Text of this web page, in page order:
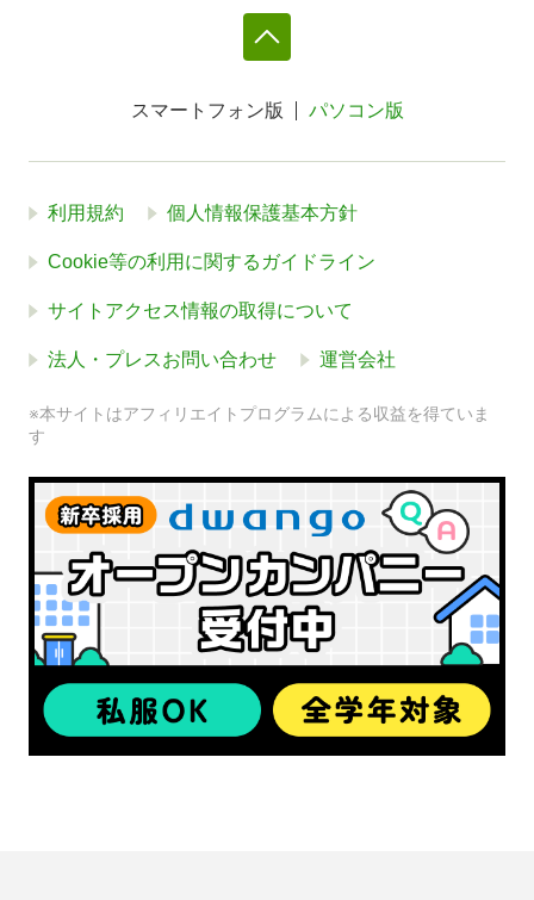
スマートフォン版 パソコン版
利用規約 個人情報保護基本方針
Cookie等の利用に関するガイドライン
サイトアクセス情報の取得について
法人・プレスお問い合わせ 運営会社
※本サイトはアフィリエイトプログラムによる収益を得ていま
す